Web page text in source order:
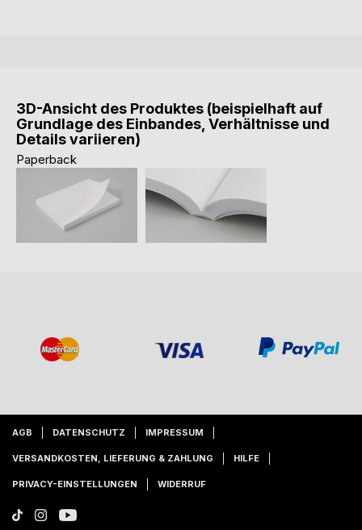
3D-Ansicht des Produktes (beispielhaft auf
Grundlage des Einbandes, Verhältnisse und
Details variieren)
Paperback
AGB DATENSCHUTZ IMPRESSUM
VERSANDKOSTEN, LIEFERUNG & ZAHLUNG HILFE
PRIVACY-EINSTELLUNGEN WIDERRUF